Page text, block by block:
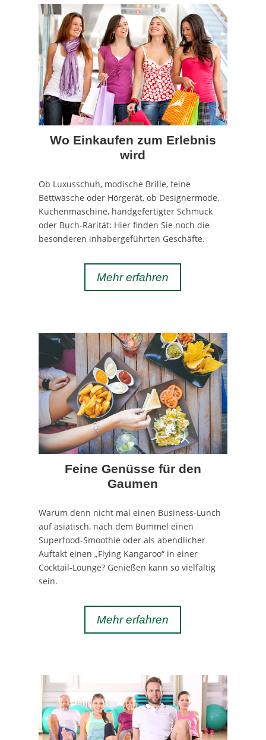
Wo Einkaufen zum Erlebnis
wird
Ob Luxusschuh, modische Brille, feine
Bettwäsche oder Hörgerät, ob Designermode,
Küchenmaschine, handgefertigter Schmuck
oder Buch-Rarität: Hier finden Sie noch die
besonderen inhabergeführten Geschäfte.
Mehr erfahren
Feine Genüsse für den
Gaumen
Warum denn nicht mal einen Business-Lunch
auf asiatisch, nach dem Bummel einen
Superfood-Smoothie oder als abendlicher
Auftakt einen „Flying Kangaroo“ in einer
Cocktail-Lounge? Genießen kann so vielfältig
sein.
Mehr erfahren